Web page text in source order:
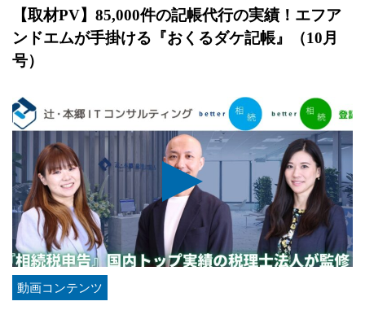
【取材PV】85,000件の記帳代行の実績！エフア
ンドエムが手掛ける『おくるダケ記帳』（10月
号）
動画コンテンツ